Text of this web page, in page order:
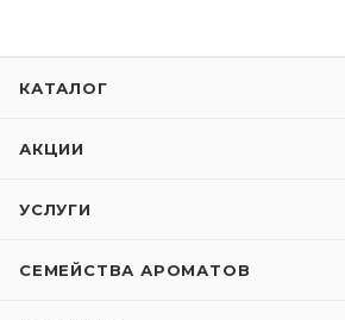
КАТАЛОГ
АКЦИИ
УСЛУГИ
СЕМЕЙСТВА АРОМАТОВ